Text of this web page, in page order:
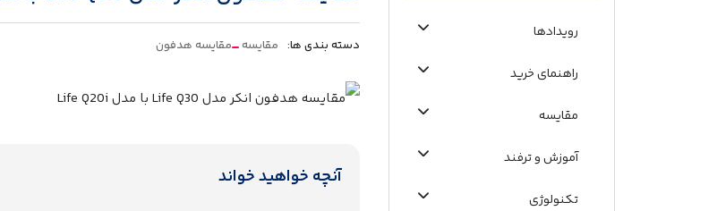
رویدادها
راهنمای خرید
مقایسه
آموزش و ترفند
تکنولوژی
دسته بندی ها: مقایسه مقایسه هدفون
آنچه خواهید خواند